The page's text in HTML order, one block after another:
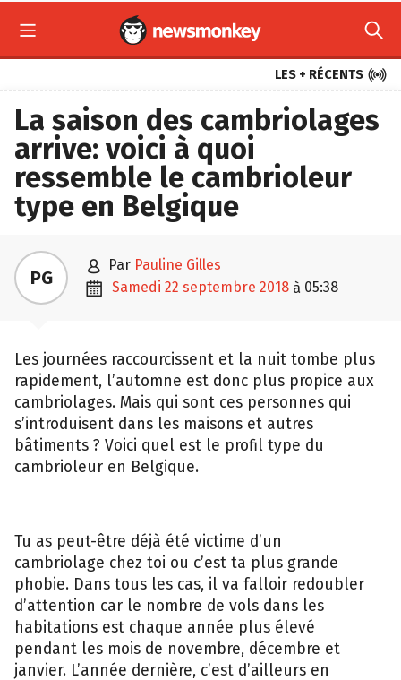
 
LES + RÉCENTS 
La saison des cambriolages
arrive: voici à quoi
ressemble le cambrioleur
type en Belgique
PG  par Pauline Gilles
 samedi 22 septembre 2018 à 05:38
Les journées raccourcissent et la nuit tombe plus
rapidement, l’automne est donc plus propice aux
cambriolages. Mais qui sont ces personnes qui
s’introduisent dans les maisons et autres
bâtiments ? Voici quel est le profil type du
cambrioleur en Belgique.
Tu as peut-être déjà été victime d’un
cambriolage chez toi ou c’est ta plus grande
phobie. Dans tous les cas, il va falloir redoubler
d’attention car le nombre de vols dans les
habitations est chaque année plus élevé
pendant les mois de novembre, décembre et
janvier. L’année dernière, c’est d’ailleurs en